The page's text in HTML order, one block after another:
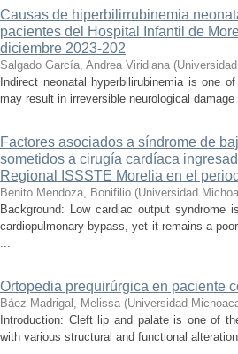
Causas de hiperbilirrubinemia
pacientes del Hospital Infantil de
diciembre 2023-202
Salgado García, Andrea Viridiana (
Indirect neonatal hyperbilirubinemia is one
may result in irreversible neurological
Factores asociados a síndrome de
sometidos a cirugía cardíaca
Regional ISSSTE Morelia en el
Benito Mendoza, Bonifilio (Universidad
Background: Low cardiac output syndrome
cardiopulmonary bypass, yet it remains a
...
Ortopedia prequirúrgica en paciente
Báez Madrigal, Melissa (Universidad
Introduction: Cleft lip and palate is one of
with various structural and functional